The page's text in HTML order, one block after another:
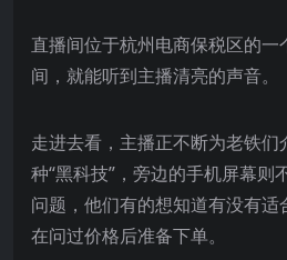
直播间位于杭州电商保税区的
间，就能听到主播清亮的声音。
走进去看，主播正不断为老铁
种“黑科技”，旁边的手机屏幕则
问题，他们有的想知道有没有
在问过价格后准备下单。